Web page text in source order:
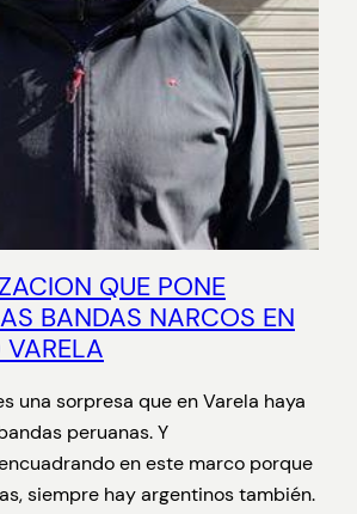
QUE PONE
BANDAS NARCOS EN
una sorpresa que en Varela haya
peruanas. Y
encuadrando en este marco porque
siempre hay argentinos también.